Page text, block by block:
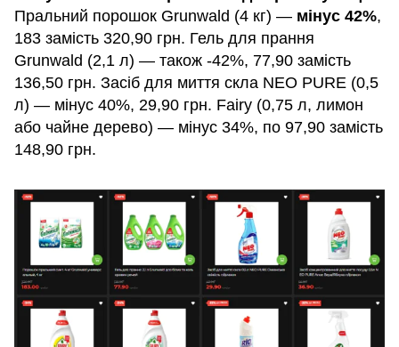
Пральний порошок Grunwald (4 кг) — мінус 42%,
183 замість 320,90 грн. Гель для прання
Grunwald (2,1 л) — також -42%, 77,90 замість
136,50 грн. Засіб для миття скла NEO PURE (0,5
л) — мінус 40%, 29,90 грн. Fairy (0,75 л, лимон
або чайне дерево) — мінус 34%, по 97,90 замість
148,90 грн.